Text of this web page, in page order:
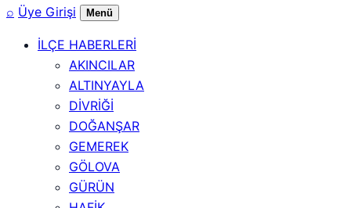
⌕ Üye Girişi Menü
İLÇE HABERLERİ
AKINCILAR
ALTINYAYLA
DİVRİĞİ
DOĞANŞAR
GEMEREK
GÖLOVA
GÜRÜN